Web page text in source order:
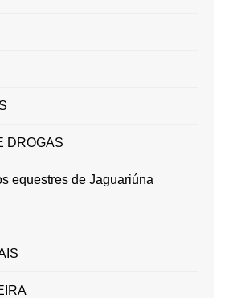
DROGAS
equestres de Jaguariúna